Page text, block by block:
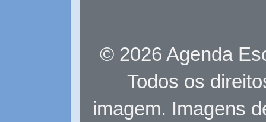
© 2026 Agenda
Todos os
imagem. Imagens